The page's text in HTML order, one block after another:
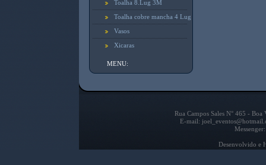
Toalha 8.Lug 3M
Toalha cobre mancha 4 Lug
Vasos
Xicaras
MENU:
Rua Campos Sales N° 465 -
E-mail:
Desenvolvido e